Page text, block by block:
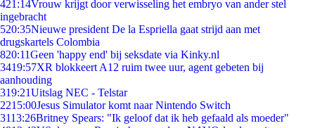
421:14Vrouw krijgt door verwisseling het embryo van ander stel
ingebracht
520:35Nieuwe president De la Espriella gaat strijd aan met
drugskartels Colombia
820:11Geen 'happy end' bij seksdate via Kinky.nl
3419:57XR blokkeert A12 ruim twee uur, agent gebeten bij
aanhouding
319:21Uitslag NEC - Telstar
2215:00Jesus Simulator komt naar Nintendo Switch
3113:26Britney Spears: "Ik geloof dat ik heb gefaald als moeder"